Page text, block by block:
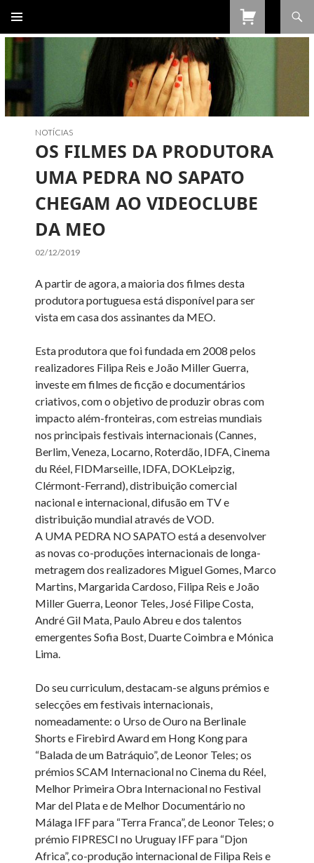
PARA
CONTEÚDO
NOTÍCIAS
OS FILMES DA PRODUTORA
UMA PEDRA NO SAPATO
CHEGAM AO VIDEOCLUBE
DA MEO
02/12/2019
A partir de agora, a maioria dos filmes desta
produtora portuguesa está disponível para ser
vista em casa dos assinantes da MEO.
Esta produtora que foi fundada em 2008 pelos
realizadores Filipa Reis e João Miller Guerra,
investe em filmes de ficção e documentários
criativos, com o objetivo de produzir obras com
impacto além-fronteiras, com estreias mundiais
nos principais festivais internacionais (Cannes,
Berlim, Veneza, Locarno, Roterdão, IDFA, Cinema
du Réel, FIDMarseille, IDFA, DOKLeipzig,
Clérmont-Ferrand), distribuição comercial
nacional e internacional, difusão em TV e
distribuição mundial através de VOD.
A UMA PEDRA NO SAPATO está a desenvolver
as novas co-produções internacionais de longa-
metragem dos realizadores Miguel Gomes, Marco
Martins, Margarida Cardoso, Filipa Reis e João
Miller Guerra, Leonor Teles, José Filipe Costa,
André Gil Mata, Paulo Abreu e dos talentos
emergentes Sofia Bost, Duarte Coimbra e Mónica
Lima.
Do seu curriculum, destacam-se alguns prémios e
selecções em festivais internacionais,
nomeadamente: o Urso de Ouro na Berlinale
Shorts e Firebird Award em Hong Kong para
“Balada de um Batráquio”, de Leonor Teles; os
prémios SCAM Internacional no Cinema du Réel,
Melhor Primeira Obra Internacional no Festival
Mar del Plata e de Melhor Documentário no
Málaga IFF para “Terra Franca”, de Leonor Teles; o
prémio FIPRESCI no Uruguay IFF para “Djon
Africa”, co-produção internacional de Filipa Reis e